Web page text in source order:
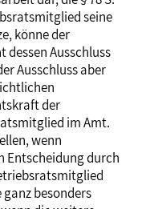
seine
könne der
Ausschluss
Ausschluss aber
der
im Amt.
wenn
Entscheidung durch
besonders